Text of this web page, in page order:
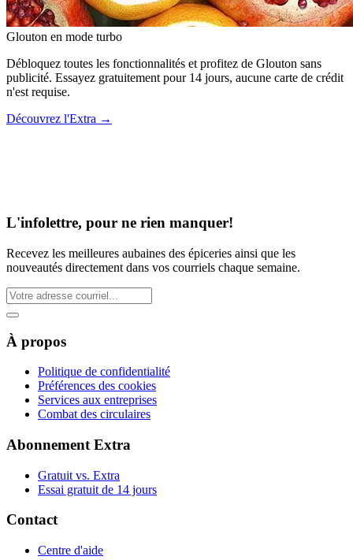
Glouton en mode turbo
Débloquez toutes les fonctionnalités et profitez de Glouton sans
publicité. Essayez gratuitement pour 14 jours, aucune carte de crédit
n'est requise.
Découvrez l'Extra →
L'infolettre, pour ne rien manquer!
Recevez les meilleures aubaines des épiceries ainsi que les
nouveautés directement dans vos courriels chaque semaine.
À propos
Politique de confidentialité
Préférences des cookies
Services aux entreprises
Combat des circulaires
Abonnement Extra
Gratuit vs. Extra
Essai gratuit de 14 jours
Contact
Centre d'aide